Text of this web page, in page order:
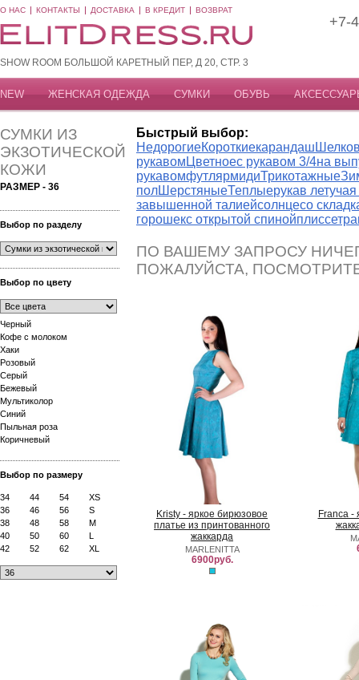
О НАС КОНТАКТЫ ДОСТАВКА В КРЕДИТ ВОЗВРАТ
SHOW ROOM БОЛЬШОЙ КАРЕТНЫЙ ПЕР, Д 20, СТР. 3
+7-
NEW ЖЕНСКАЯ ОДЕЖДА СУМКИ ОБУВЬ
СУМКИ ИЗ
ЭКЗОТИЧЕСКОЙ
КОЖИ
РАЗМЕР - 36
Выбор по разделу
Выбор по цвету
Черный
Кофе с молоком
Хаки
Розовый
Серый
Бежевый
Мультиколор
Синий
Пыльная роза
Коричневый
Выбор по размеру
34 44 54
XS
36
46 56
S
38
48 58
M
40
50 60
L
42
52 62 XL
Быстрый выбор:
НедорогиеКороткиекарандаш
рукавом Цветноес рукавом 3/4на
рукавомфутлярмидиТрикотажные
полШерстяныеТеплыерукав
завышенной талиейсолнцесо
горошекс открытой спинойплиссе
ПО ВАШЕМУ ЗАПРОСУ
ПОЖАЛУЙСТА,
Kristy - яркое бирюзовое
платье из принтованного
жаккарда
MARLENITTA
6900руб.
Franca -